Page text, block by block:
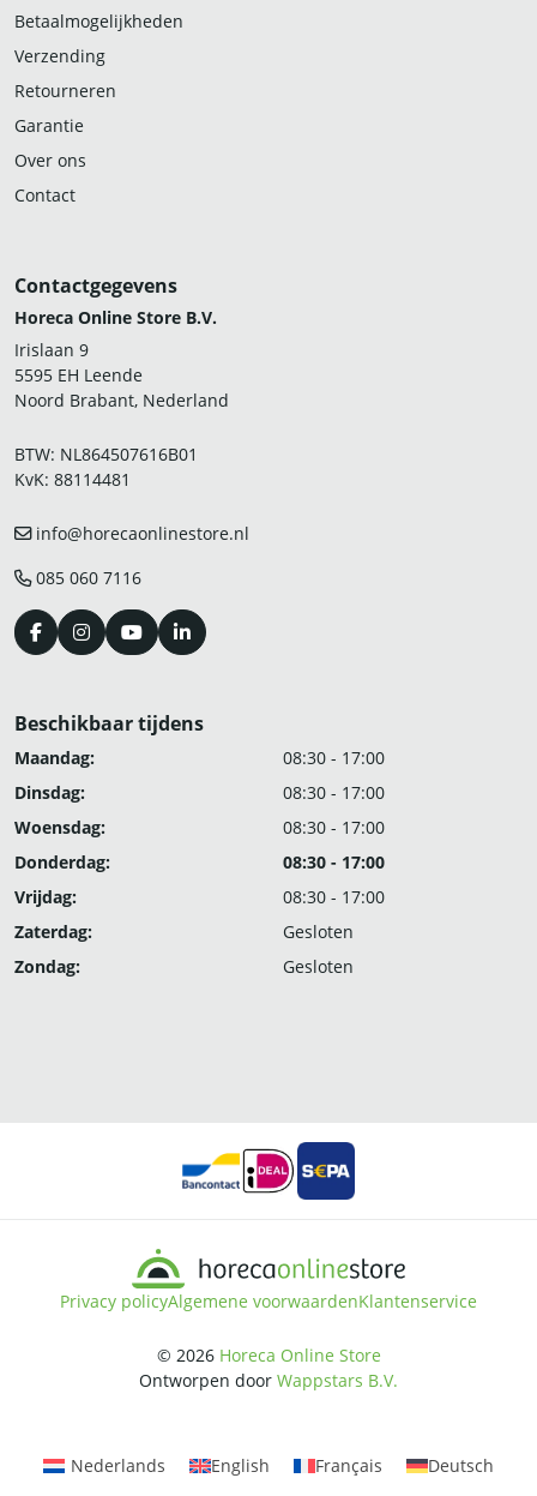
Betaalmogelijkheden
Verzending
Retourneren
Garantie
Over ons
Contact
Contactgegevens
Horeca Online Store B.V.
Irislaan 9
5595 EH Leende
Noord Brabant, Nederland
BTW: NL864507616B01
KvK: 88114481
info@horecaonlinestore.nl
085 060 7116
Beschikbaar tijdens
Maandag:
08:30 - 17:00
Dinsdag:
08:30 - 17:00
Woensdag:
08:30 - 17:00
Donderdag:
08:30 - 17:00
Vrijdag:
08:30 - 17:00
Zaterdag:
Gesloten
Zondag:
Gesloten
Privacy policyAlgemene voorwaardenKlantenservice
© 2026 Horeca Online Store
Ontworpen door Wappstars B.V.
Nederlands English Français Deutsch